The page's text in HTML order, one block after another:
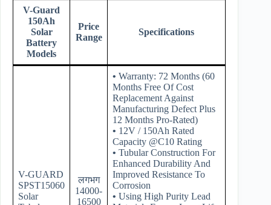
V-Guard
150Ah
Solar
Battery
Models
Price
Range
Specifications
V-GUARD
SPST15060
Solar
लगभग
14000-
16500
• Warranty: 72 Months (60
Months Free Of Cost
Replacement Against
Manufacturing Defect Plus
12 Months Pro-Rated)
• 12V / 150Ah Rated
Capacity @C10 Rating
• Tubular Construction For
Enhanced Durability And
Improved Resistance To
Corrosion
• Using High Purity Lead